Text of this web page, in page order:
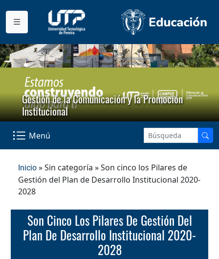
Gestión de la Comunicación y la Promoción
Institucional
Menú
Inicio » Sin categoría » Son cinco los Pilares de
Gestión del Plan de Desarrollo Institucional 2020-
2028
Son Cinco Los Pilares De Gestión Del
Plan De Desarrollo Institucional 2020-
2028